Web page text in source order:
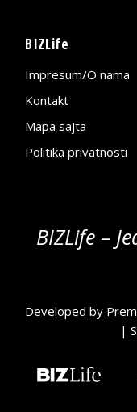
BIZLife
Impresum/O nama
Kontakt
Mapa sajta
Politika privatnosti
BIZLife –
Developed by
|